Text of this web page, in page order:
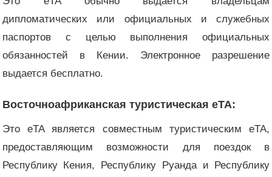
дипломатических или официальных и служебных
паспортов с целью выполнения официальных
обязанностей в Кении. Электронное разрешение
выдается бесплатно.
Восточноафриканская туристическая eTA:
Это eTA является совместным туристическим eTA,
предоставляющим возможности для поездок в
Республику Кения, Республику Руанда и Республику